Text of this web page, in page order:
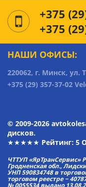
+375
+375
НАШИ ОФИСЫ:
220062, г. Минск, ул.
+375 (29) 357-37-02
© 2009-2026
дисков.
★★★★★ Рейтинг: 5
ЧТТУП «ЯрТранСервис»
Гродненская обл.,
УНП 590834748 в
торговом реестре −
№ 0055534 выдано